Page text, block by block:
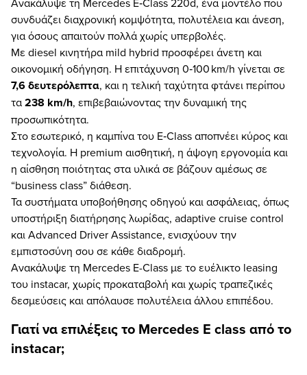
συνδυάζει διαχρονική κομψότητα, πολυτέλεια και άνεση,
για όσους απαιτούν πολλά χωρίς υπερβολές.
Με diesel κινητήρα mild hybrid προσφέρει άνετη και
οικονομική οδήγηση. H επιτάχυνση 0‑100 km/h γίνεται σε
7,6 δευτερόλεπτα, και η τελική ταχύτητα φτάνει περίπου
τα238 km/h, επιβεβαιώνοντας την δυναμική της
προσωπικότητα.
Στο εσωτερικό, η καμπίνα του E‑Class αποπνέει κύρος και
τεχνολογία. Η premium αισθητική, η άψογη εργονομία και
η αίσθηση ποιότητας στα υλικά σε βάζουν αμέσως σε
“business class” διάθεση.
Τα συστήματα υποβοήθησης οδηγού και ασφάλειας, όπως
υποστήριξη διατήρησης λωρίδας, adaptive cruise control
και Advanced Driver Assistance, ενισχύουν την
εμπιστοσύνη σου σε κάθε διαδρομή.
Ανακάλυψε τη Mercedes E-Class με τo ευέλικτo leasing
του instacar, χωρίς προκαταβολή και χωρίς τραπεζικές
δεσμεύσεις και απόλαυσε πολυτέλεια άλλου επιπέδου.
Γιατί να επιλέξεις το Mercedes E class από το
instacar;